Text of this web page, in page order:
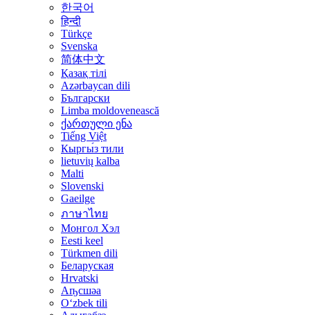
한국어
हिन्दी
Türkçe
Svenska
简体中文
Қазақ тілі
Azərbaycan dili
Български
Limba moldovenească
ქართული ენა
Tiếng Việt
Кыргы́з тили
lietuvių kalba
Malti
Slovenski
Gaeilge
ภาษาไทย
Монгол Хэл
Eesti keel
Türkmen dili
Беларуская
Hrvatski
Аҧсшәа
Oʻzbek tili